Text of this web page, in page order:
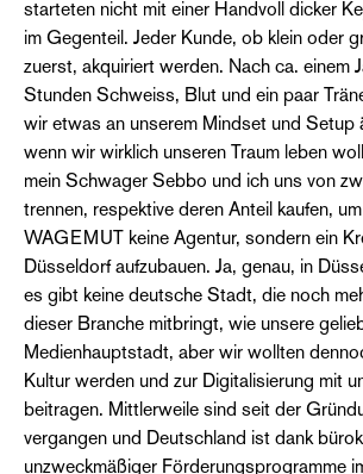
starteten nicht mit einer Handvoll dicker
im Gegenteil. Jeder Kunde, ob klein oder
zuerst, akquiriert werden. Nach ca. einem
Stunden Schweiss, Blut und ein paar
wir etwas an unserem Mindset und Setup
wenn wir wirklich unseren Traum leben
mein Schwager Sebbo und ich uns von
trennen, respektive deren Anteil kaufen,
WAGEMUT keine Agentur, sondern ein
Düsseldorf aufzubauen. Ja, genau, in
es gibt keine deutsche Stadt, die noch
dieser Branche mitbringt, wie unsere
Medienhauptstadt, aber wir wollten
Kultur werden und zur Digitalisierung mit
beitragen. Mittlerweile sind seit der
vergangen und Deutschland ist dank
unzweckmäßiger Förderungsprogramme